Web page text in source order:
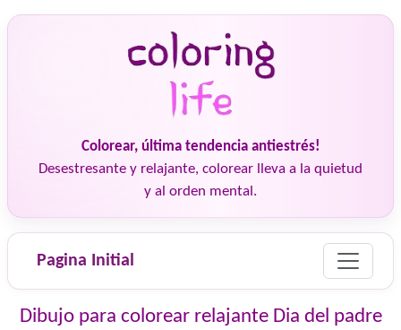
Colorear, última tendencia antiestrés!
Desestresante y relajante, colorear lleva a la quietud
y al orden mental.
Pagina Initial
Dibujo para colorear relajante Dia del padre